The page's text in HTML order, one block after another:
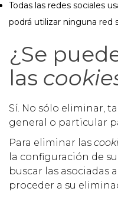
Todas las redes sociales
podrá utilizar ninguna red
¿Se
las
Sí. No sólo eliminar,
general o particular
Para eliminar las
la configuración de
buscar las asociadas
proceder a su